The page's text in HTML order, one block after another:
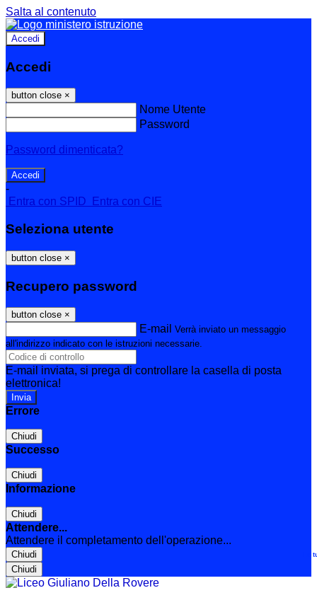
Salta al contenuto
Accedi
Accedi
button close ×
Nome Utente
Password
Password dimenticata?
-
Entra con SPID
Entra con CIE
Seleziona utente
button close ×
Recupero password
button close ×
E-mail Verrà inviato un messaggio
all'indirizzo indicato con le istruzioni necessarie.
E-mail inviata, si prega di controllare la casella di posta
elettronica!
Errore
Chiudi
Successo
Chiudi
Informazione
Chiudi
Attendere...
Attendere il completamento dell'operazione...
Chiudi
Chiudi
Le